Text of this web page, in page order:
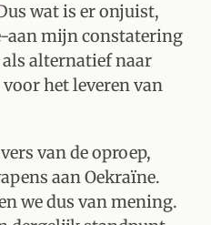
wat is er onjuist,
aan mijn constatering
als alternatief naar
het leveren van
van de oproep,
aan Oekraïne.
we dus van mening.